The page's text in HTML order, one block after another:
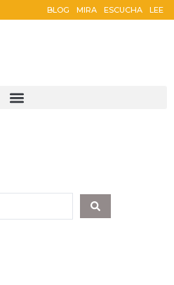
BLOG MIRA ESCUCHA LEE